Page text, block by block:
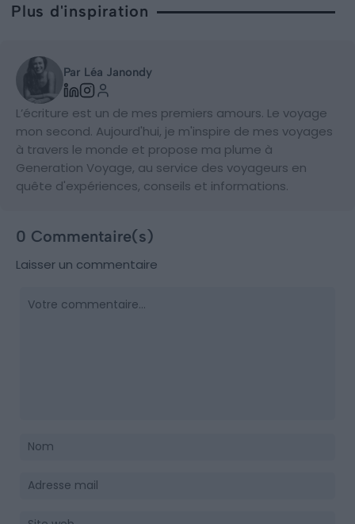
Plus d'inspiration
Par Léa Janondy
L’écriture est un de mes premiers amours. Le voyage
mon second. Aujourd'hui, je m'inspire de mes voyages
à travers le monde et propose ma plume à
Generation Voyage, au service des voyageurs en
quête d'expériences, conseils et informations.
0 Commentaire(s)
Laisser un commentaire